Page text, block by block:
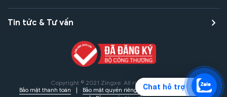
Chat hỗ trợ
Tin tức & Tư vấn
Copyright © 2021 Zingxe. All rights reserved
Bảo mật thanh toán Bảo mật quyền riêng tư
Điều khoản sử dụng